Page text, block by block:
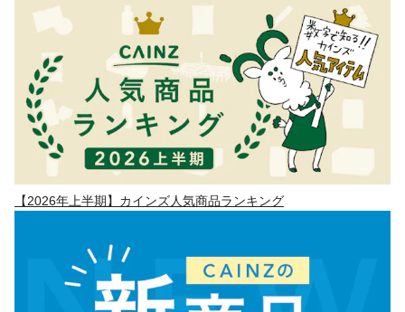
【2026年上半期】カインズ人気商品ランキング